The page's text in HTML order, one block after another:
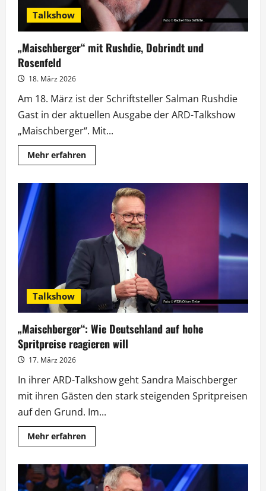
Talkshow
„Maischberger“ mit Rushdie, Dobrindt und
Rosenfeld
18. März 2026
Am 18. März ist der Schriftsteller Salman Rushdie
Gast in der aktuellen Ausgabe der ARD-Talkshow
„Maischberger“. Mit...
Mehr erfahrenMehr
Informationen
Rushdie,
Dobrindt
Rosenfeld
Talkshow
„Maischberger“: Wie Deutschland auf hohe
Spritpreise reagieren will
17. März 2026
In ihrer ARD-Talkshow geht Sandra Maischberger
mit ihren Gästen den stark steigenden Spritpreisen
auf den Grund. Im...
Mehr erfahrenMehr
Informationen
Wie
Deutschland
auf